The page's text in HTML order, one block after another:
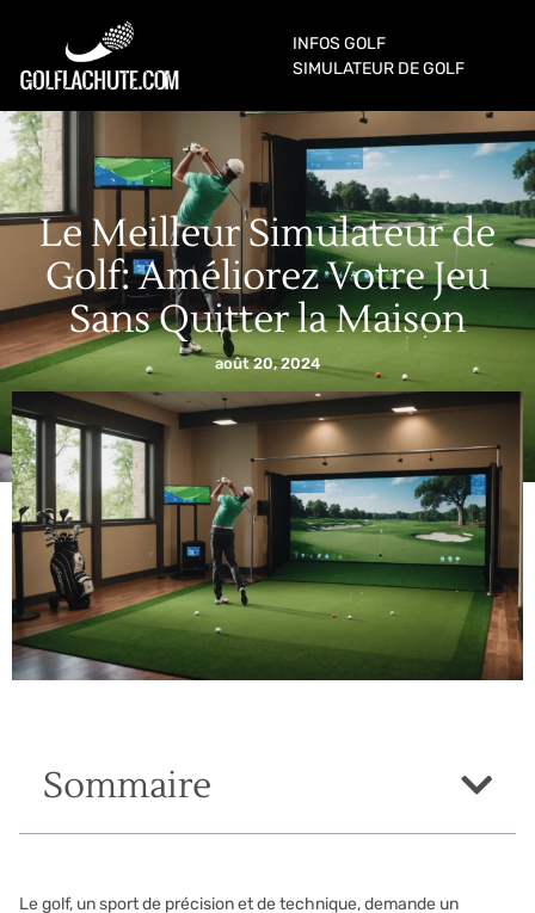
INFOS GOLF
SIMULATEUR DE GOLF
Le Meilleur Simulateur de
Golf: Améliorez Votre Jeu
Sans Quitter la Maison
août 20, 2024
Sommaire
Le golf, un sport de précision et de technique, demande un